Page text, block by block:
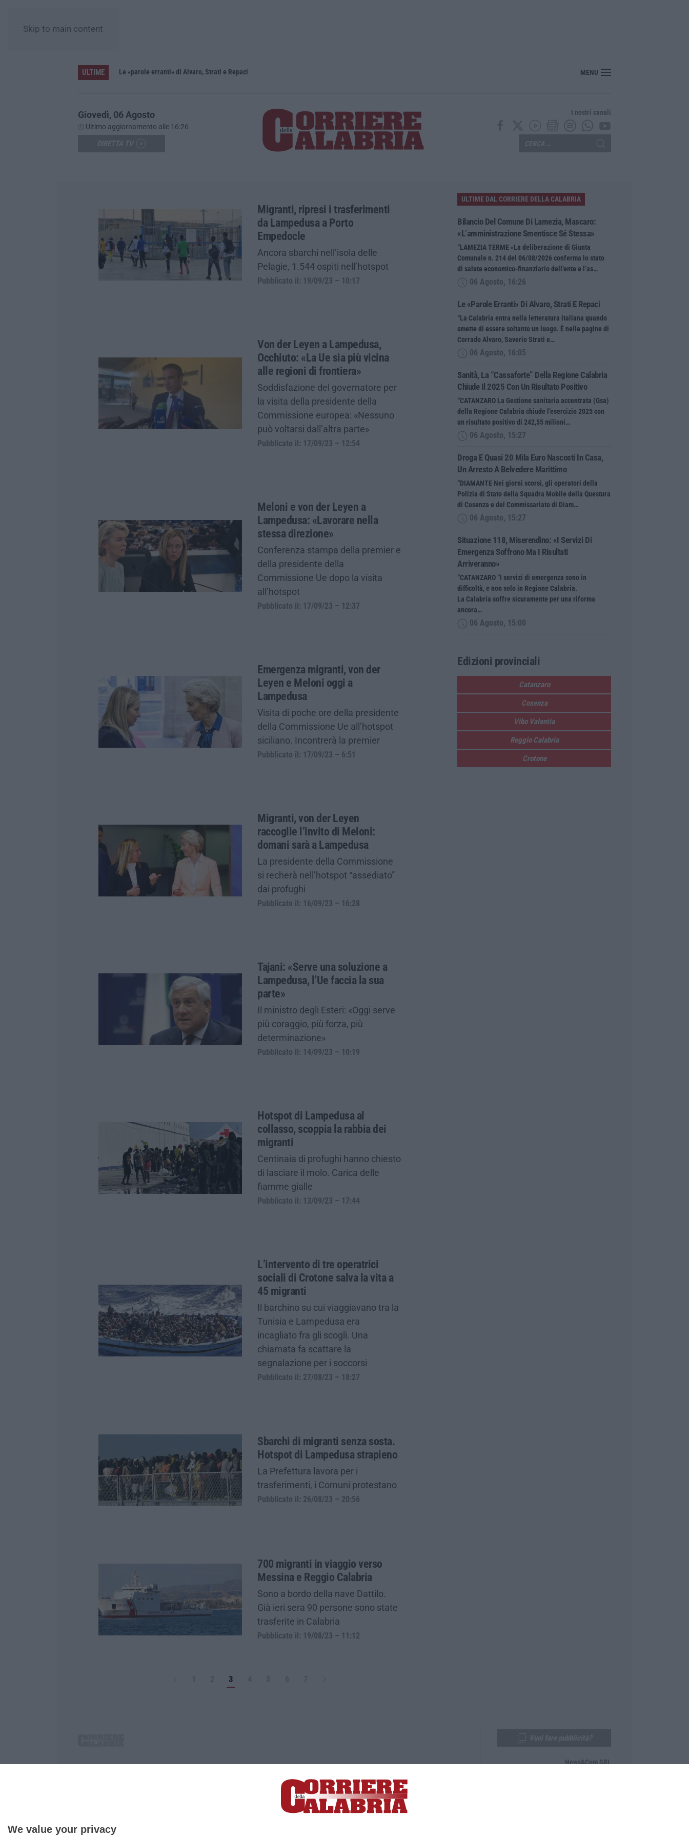
We value your privacy
Skip to main content
ULTIME Le «parole erranti» di Alvaro, Strati e Repaci Sanità, la “cassaforte” della Regione Calabria chiude il 2025 con un risultato positivo
MENU
Giovedì, 06 Agosto
Ultimo aggiornamento alle 16:26
I nostri canali
Migranti, ripresi i trasferimenti
da Lampedusa a Porto
Empedocle
Ancora sbarchi nell’isola delle
Pelagie, 1.544 ospiti nell’hotspot
Pubblicato il: 19/09/23 – 10:17
Von der Leyen a Lampedusa,
Occhiuto: «La Ue sia più vicina
alle regioni di frontiera»
Soddisfazione del governatore per
la visita della presidente della
Commissione europea: «Nessuno
può voltarsi dall’altra parte»
Pubblicato il: 17/09/23 – 12:54
Meloni e von der Leyen a
Lampedusa: «Lavorare nella
stessa direzione»
Conferenza stampa della premier e
della presidente della
Commissione Ue dopo la visita
all’hotspot
Pubblicato il: 17/09/23 – 12:37
Emergenza migranti, von der
Leyen e Meloni oggi a
Lampedusa
Visita di poche ore della presidente
della Commissione Ue all’hotspot
siciliano. Incontrerà la premier
Pubblicato il: 17/09/23 – 6:51
Migranti, von der Leyen
raccoglie l’invito di Meloni:
domani sarà a Lampedusa
La presidente della Commissione
si recherà nell’hotspot “assediato”
dai profughi
Pubblicato il: 16/09/23 – 16:28
Tajani: «Serve una soluzione a
Lampedusa, l’Ue faccia la sua
parte»
Il ministro degli Esteri: «Oggi serve
più coraggio, più forza, più
determinazione»
Pubblicato il: 14/09/23 – 10:19
Hotspot di Lampedusa al
collasso, scoppia la rabbia dei
migranti
Centinaia di profughi hanno chiesto
di lasciare il molo. Carica delle
fiamme gialle
Pubblicato il: 13/09/23 – 17:44
L’intervento di tre operatrici
sociali di Crotone salva la vita a
45 migranti
Il barchino su cui viaggiavano tra la
Tunisia e Lampedusa era
incagliato fra gli scogli. Una
chiamata fa scattare la
segnalazione per i soccorsi
Pubblicato il: 27/08/23 – 18:27
Sbarchi di migranti senza sosta.
Hotspot di Lampedusa strapieno
La Prefettura lavora per i
trasferimenti, i Comuni protestano
Pubblicato il: 26/08/23 – 20:56
700 migranti in viaggio verso
Messina e Reggio Calabria
Sono a bordo della nave Dattilo.
Già ieri sera 90 persone sono state
trasferite in Calabria
Pubblicato il: 19/08/23 – 11:12
3
ULTIME DAL CORRIERE DELLA CALABRIA
Bilancio Del Comune Di Lamezia, Mascaro:
«L’amministrazione Smentisce Sé Stessa»
“LAMEZIA TERME «La deliberazione di Giunta
Comunale n. 214 del 06/08/2026 conferma lo stato
di salute economico-finanziario dell’ente e l’as…
06 Agosto, 16:26
Le «parole Erranti» Di Alvaro, Strati E Repaci
“La Calabria entra nella letteratura italiana quando
smette di essere soltanto un luogo. È nelle pagine di
Corrado Alvaro, Saverio Strati e…
06 Agosto, 16:05
Sanità, La “cassaforte” Della Regione Calabria
Chiude Il 2025 Con Un Risultato Positivo
“CATANZARO La Gestione sanitaria accentrata (Gsa)
della Regione Calabria chiude l’esercizio 2025 con
un risultato positivo di 242,55 milioni…
06 Agosto, 15:27
Droga E Quasi 20 Mila Euro Nascosti In Casa,
Un Arresto A Belvedere Marittimo
“DIAMANTE Nei giorni scorsi, gli operatori della
Polizia di Stato della Squadra Mobile della Questura
di Cosenza e del Commissariato di Diam…
06 Agosto, 15:27
Situazione 118, Miserendino: «I Servizi Di
Emergenza Soffrono Ma I Risultati
Arriveranno»
“CATANZARO “I servizi di emergenza sono in
difficoltà, e non solo in Regione Calabria.
La Calabria soffre sicuramente per una riforma
ancora…
06 Agosto, 15:00
Edizioni provinciali
Catanzaro
Cosenza
Vibo Valentia
Reggio Calabria
Crotone
P.IVA. 03199620794, Via del mare 6/G, S.Eufemia, Lamezia Terme (CZ)
Iscrizione tribunale di Lamezia Terme 5/2011 - Direttore responsabile Paola Militano |Privacy
News&Com SRL